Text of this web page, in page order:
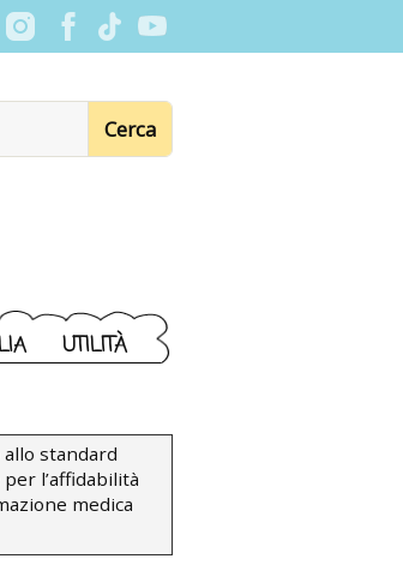
UTILITÀ
standard
l’affidabilità
medica